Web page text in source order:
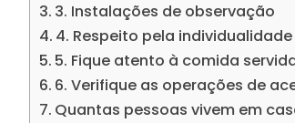
3. Instalações de observação
4. Respeito pela individualidade
5. Fique atento à comida
6. Verifique as operações de
Quantas pessoas vivem em